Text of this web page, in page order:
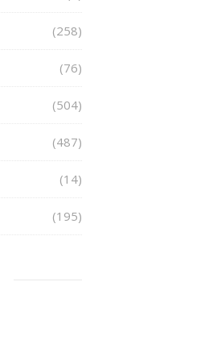
(258)
(76)
(504)
(487)
(14)
(195)